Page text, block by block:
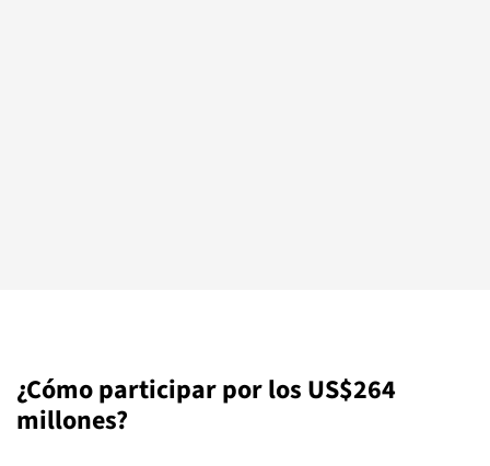
¿Cómo participar por los US$264
millones?